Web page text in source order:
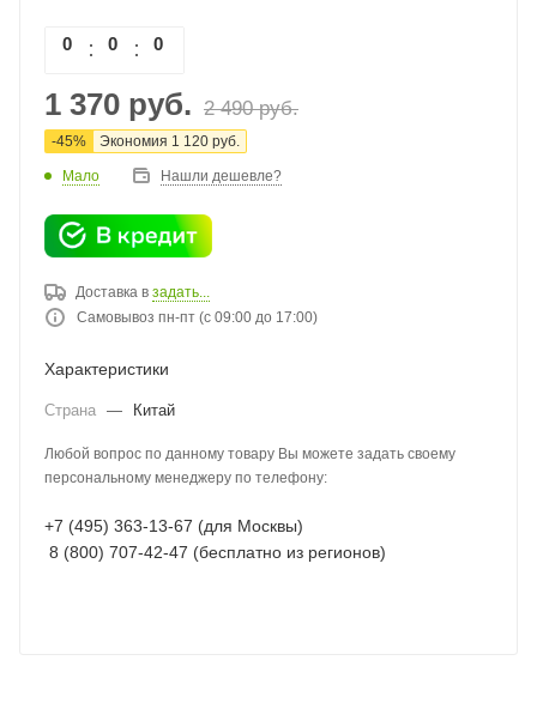
0 0 0
1 370 руб. 2 490руб.
-45% Экономия 1 120 руб.
Мало Нашли дешевле?
Доставка в задать...
Самовывоз пн-пт (с 09:00 до 17:00)
Характеристики
Страна — Китай
Любой вопрос по данному товару Вы можете задать своему
персональному менеджеру по телефону:
+7 (495) 363-13-67 (для Москвы)
8 (800) 707-42-47 (бесплатно из регионов)